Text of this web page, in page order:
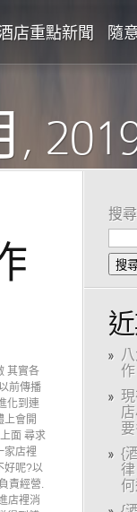
店重點新聞 隨
,
其實各
前傳播
化到連
上會開
面 尋求
家店裡
好呢?以
責經營.
店裡消
搜
{